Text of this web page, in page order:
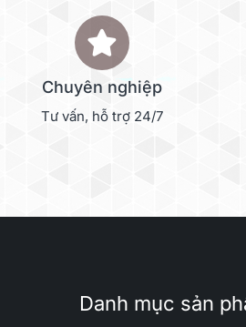
Chuyên nghiệp
Tư vấn, hỗ trợ 24/7
Danh mục sản